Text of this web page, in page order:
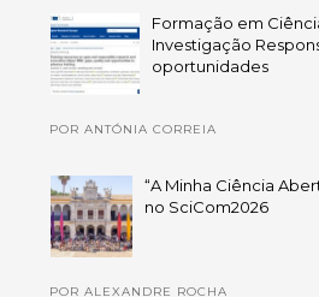
Formação em
Investigação
oportunidades
POR ANTÓNIA CORREIA
“A Minha Ciência
no SciCom2026
POR ALEXANDRE ROCHA